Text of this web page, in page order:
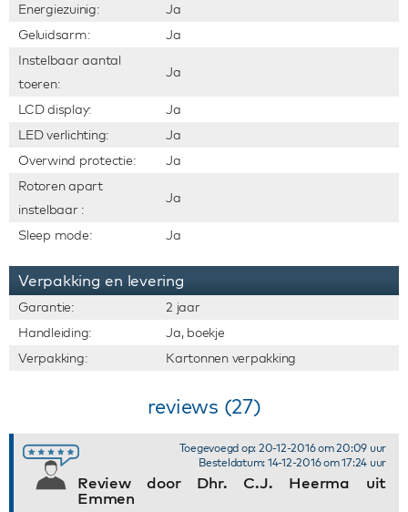
Energiezuinig:
Ja
Geluidsarm:
Ja
Instelbaar aantal
toeren:
Ja
LCD display:
Ja
LED verlichting:
Ja
Overwind protectie:
Ja
Rotoren apart
instelbaar :
Ja
Sleep mode: Ja
Verpakking en levering
Garantie:
2 jaar
Handleiding:
Ja, boekje
Verpakking:
Kartonnen verpakking
reviews (27)
Review door Dhr. C.J. Heerma uit
Emmen
Toegevoegd op: 20-12-2016 om 20:09 uur
Besteldatum: 14-12-2016 om 17:24 uur